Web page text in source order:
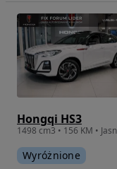
Hongqi HS3
Wyróżnione